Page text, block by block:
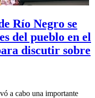
Río Negro se
del pueblo en el
discutir sobre
a cabo una importante